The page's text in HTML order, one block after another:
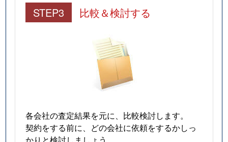
STEP3 比較＆検討する
各会社の査定結果を元に、比較検討します。
契約をする前に、どの会社に依頼をするかしっ
かりと検討しましょう。